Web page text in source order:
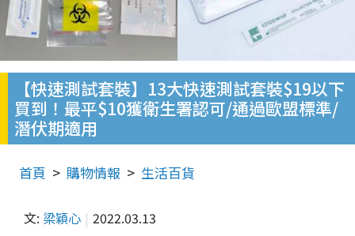
【快速測試套裝】13大快速測試套裝$19以下
買到！最平$10獲衛生署認可/通過歐盟標準/
潛伏期適用
首頁 購物情報 生活百貨
文: 梁穎心 2022.03.13